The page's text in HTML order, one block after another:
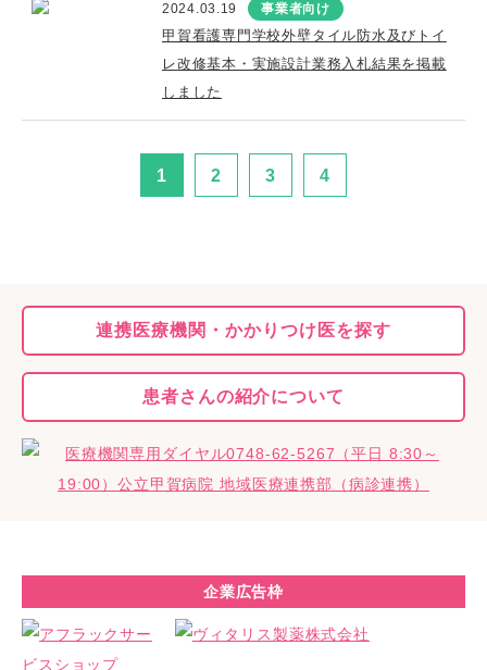
2024.03.19 事業者向け
甲賀看護専門学校外壁タイル防水及びトイ
レ改修基本・実施設計業務入札結果を掲載
しました
1 2 3 4
連携医療機関・かかりつけ医を探す
患者さんの紹介について
企業広告枠